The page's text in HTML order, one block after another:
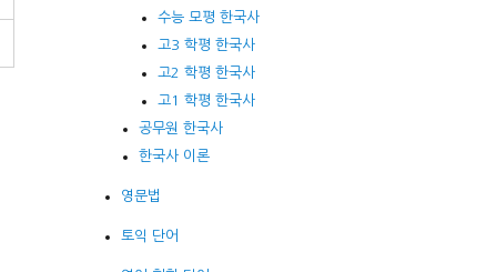
수능 모평 한국사
고3 학평 한국사
고2 학평 한국사
고1 학평 한국사
공무원 한국사
한국사 이론
영문법
토익 단어